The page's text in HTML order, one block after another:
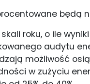
będą
skali roku, o ile
audytu
możliwość
w zużyciu